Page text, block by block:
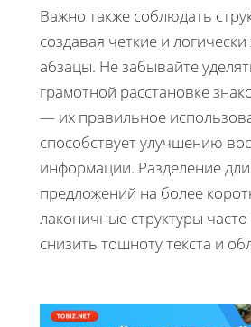
Важно также соблюдать
создавая четкие и
абзацы. Не забывайте
грамотной расстановке
— их правильное
способствует улучшению
информации. Разделение
предложений на более
лаконичные структуры
снизить тошноту текста и